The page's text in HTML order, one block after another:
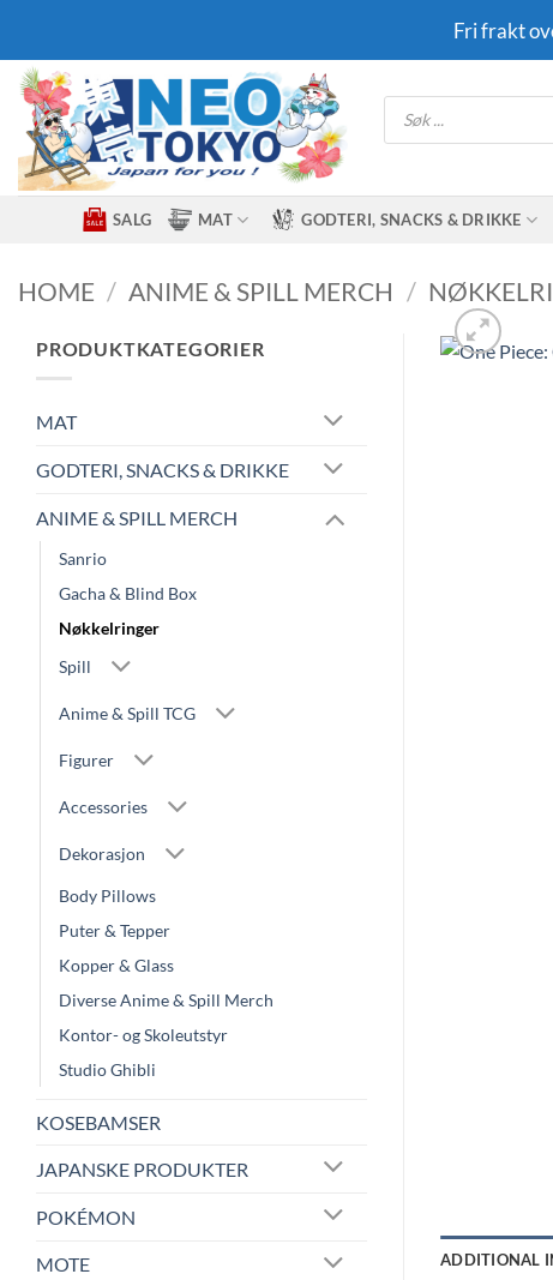
content
Fri frakt
Products
search
SALG MAT GODTERI, SNACKS & DRIKKE
HOME / ANIME & SPILL MERCH /
PRODUKTKATEGORIER
MAT
GODTERI, SNACKS & DRIKKE
ANIME & SPILL MERCH
Sanrio
Gacha & Blind Box
Nøkkelringer
Spill
Anime & Spill TCG
Figurer
Accessories
Dekorasjon
Body Pillows
Puter & Tepper
Kopper & Glass
Diverse Anime & Spill Merch
Kontor- og Skoleutstyr
Studio Ghibli
KOSEBAMSER
JAPANSKE PRODUKTER
POKÉMON
MOTE ADDITIONAL